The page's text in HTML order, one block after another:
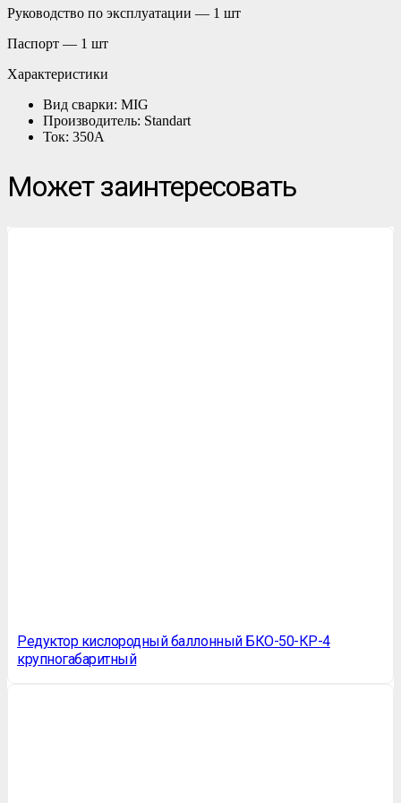
Руководство по эксплуатации — 1 шт
Паспорт — 1 шт
Характеристики
Вид сварки: MIG
Производитель: Standart
Ток: 350А
Может заинтересовать
Редуктор кислородный баллонный БКО-50-КР-4
крупногабаритный